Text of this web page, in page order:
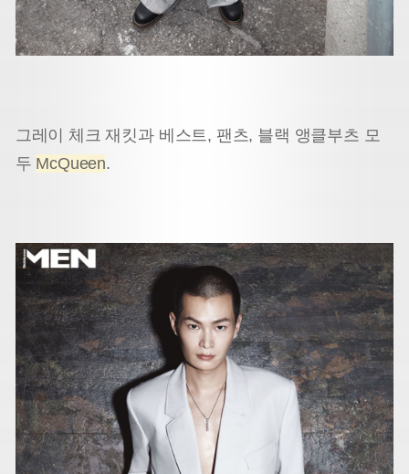
그레이 체크 재킷과 베스트, 팬츠, 블랙 앵클부츠 모
두 McQueen.